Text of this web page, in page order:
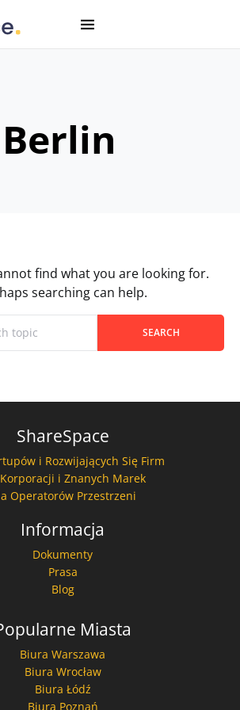
results are available use up and
find what you are looking for.
searching can help.
results are available use up and
SEARCH
ShareSpace
i Rozwijających Się Firm
i Znanych Marek
Operatorów Przestrzeni
Miasta
Biura Warszawa
Biura Wrocław
Biura Łódź
Biura Poznań
Informacja
Dokumenty
Prasa
Blog